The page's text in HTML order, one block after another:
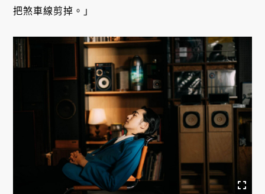
把煞車線剪掉。」